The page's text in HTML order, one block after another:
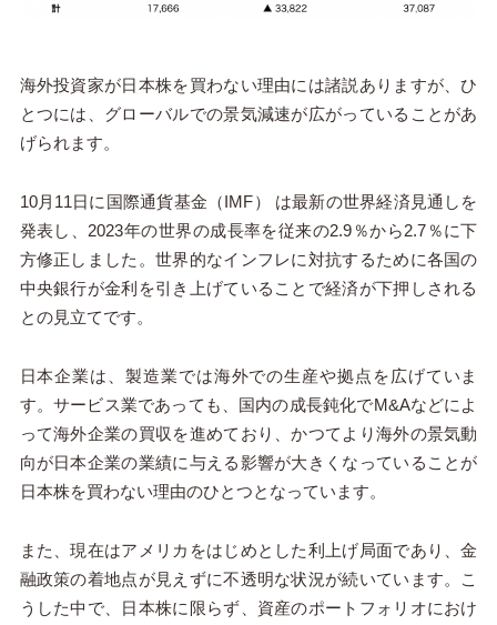
海外投資家が日本株を買わない理由には諸説ありますが、ひ
とつには、グローバルでの景気減速が広がっていることがあ
げられます。
10月 11日に国際通貨基金（IMF） は最新の世界経済見通しを
発表し、 2023年の世界の成長率を従来の2.9 ％から2.7 ％に下
方修正しました。世界的なインフレに対抗するために各国の
中央銀行が金利を引き上げていることで経済が下押しされる
との見立てです。
日本企業は、製造業では海外での生産や拠点を広げていま
す。サービス業であっても、国内の成長鈍化でM&Aなどによ
って海外企業の買収を進めており、かつてより海外の景気動
向が日本企業の業績に与える影響が大きくなっていることが
日本株を買わない理由のひとつとなっています。
また、現在はアメリカをはじめとした利上げ局面であり、金
融政策の着地点が見えずに不透明な状況が続いています。こ
うした中で、日本株に限らず、資産のポートフォリオにおけ